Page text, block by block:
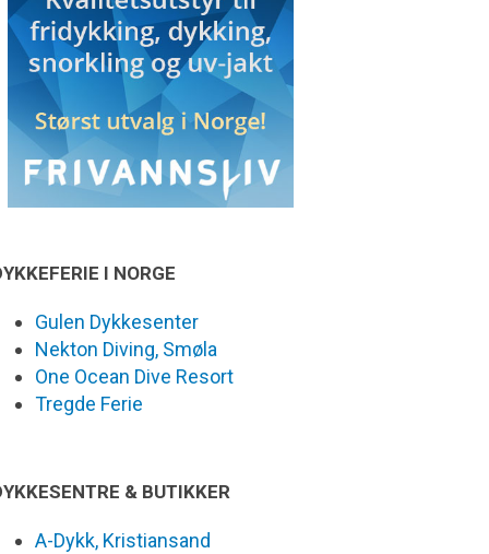
I NORGE
Gulen Dykkesenter
Nekton Diving, Smøla
One Ocean Dive Resort
Tregde Ferie
& BUTIKKER
A-Dykk, Kristiansand